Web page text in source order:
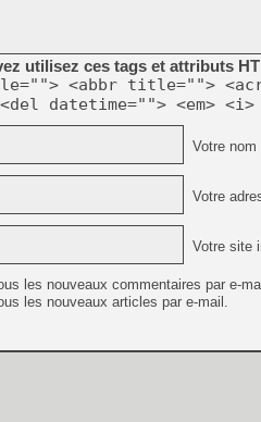
utilisez ces tags et attributs
<abbr title="">
datetime=""> <em>
Votre nom
Votre
Votre site
les nouveaux commentaires par e-
les nouveaux articles par e-mail.